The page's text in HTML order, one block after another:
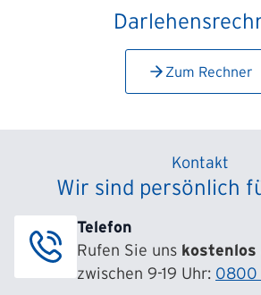
Zum Rechner
Kontakt
Wir sind persönlich
Telefon
Rufen Sie uns kostenlos
zwischen 9-19 Uhr: 0800